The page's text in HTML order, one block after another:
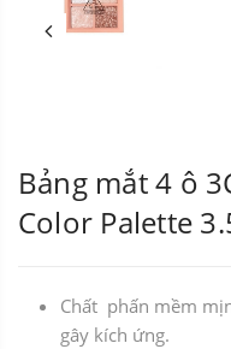
Bảng mắt 4 ô
Color Palette
Chất phấn mềm
gây kích ứng.